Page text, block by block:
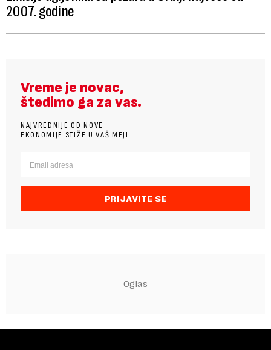
2007. godine
Vreme je novac,
štedimo ga za vas.
NAJVREDNIJE OD NOVE
EKONOMIJE STIŽE U VAŠ MEJL.
PRIJAVITE SE